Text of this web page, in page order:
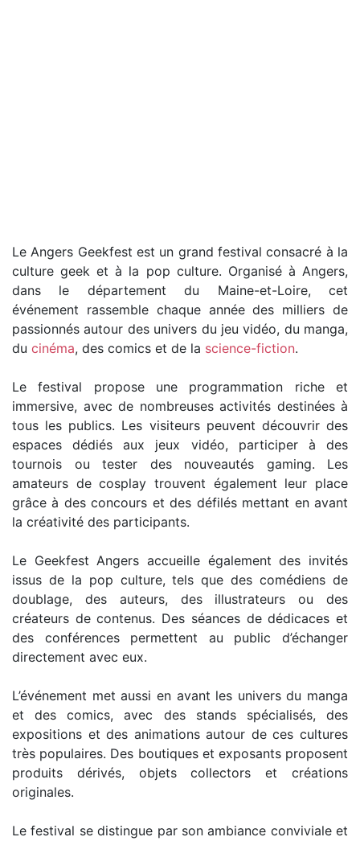
Le Angers Geekfest est un grand festival consacré à la
culture geek et à la pop culture. Organisé à Angers,
dans le département du Maine-et-Loire, cet
événement rassemble chaque année des milliers de
passionnés autour des univers du jeu vidéo, du manga,
du cinéma, des comics et de la science-fiction.
Le festival propose une programmation riche et
immersive, avec de nombreuses activités destinées à
tous les publics. Les visiteurs peuvent découvrir des
espaces dédiés aux jeux vidéo, participer à des
tournois ou tester des nouveautés gaming. Les
amateurs de cosplay trouvent également leur place
grâce à des concours et des défilés mettant en avant
la créativité des participants.
Le Geekfest Angers accueille également des invités
issus de la pop culture, tels que des comédiens de
doublage, des auteurs, des illustrateurs ou des
créateurs de contenus. Des séances de dédicaces et
des conférences permettent au public d’échanger
directement avec eux.
L’événement met aussi en avant les univers du manga
et des comics, avec des stands spécialisés, des
expositions et des animations autour de ces cultures
très populaires. Des boutiques et exposants proposent
produits dérivés, objets collectors et créations
originales.
Le festival se distingue par son ambiance conviviale et